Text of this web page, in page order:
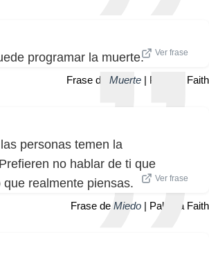
programar la muerte. Ver frase
Frase de Muerte | Paloma Faith
personas temen la
no hablar de ti que
que realmente piensas.
Ver frase
Frase de Miedo | Paloma Faith